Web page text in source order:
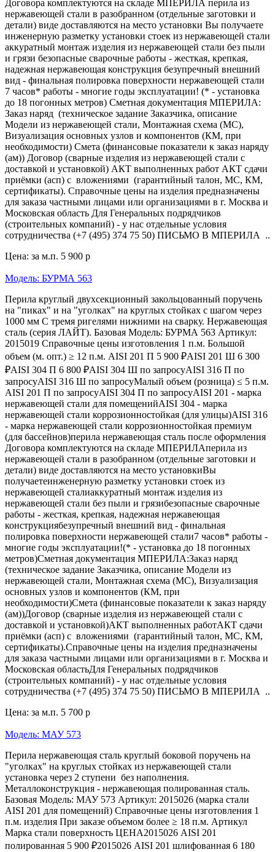
Договора комплектуются на складе МПЕРИЛА перила из
нержавеющей стали в разобранном (отдельные заготовки и
детали) виде доставляются на место установки Вы получаете
инженерную разметку установки стоек из нержавеющей стали
аккуратный монтаж изделия из нержавеющей стали без пыли
и грязи безопасные сварочные работы - жесткая, крепкая,
надежная нержавеющая конструкция безупречный внешний
вид - финальная полировка поверхности нержавеющей стали
7 часов* работы - многие годы эксплуатации! (* - установка
до 18 погонных метров) Сметная документация МПЕРИЛА:
Заказ наряд (техническое задание Заказчика, описание
Модели из нержавеющей стали, Монтажная схема (МС),
Визуализация основных узлов и компонентов (КМ, при
необходимости) Смета (финансовые показатели к заказ наряду
(ам)) Договор (сварные изделия из нержавеющей стали с
доставкой и установкой) АКТ выполненных работ АКТ сдачи
приёмки (асп) с вложениями (гарантийный талон, МС, КМ,
сертификаты). Справочные цены на изделия предназначены
для заказа частными лицами или организациями в г. Москва и
Московская область Для Генеральных подрядчиков
(строительных компаний) - у нас отдельные условия
сотрудничества (+7 (495) 374 75 50) ПИСЬМО В МПЕРИЛА ..
Цена: за м.п. 5 900 р
Модель: БУРМА 563
Перила круглый двухсекционный закольцованный поручень
на "пиках" и на "уголках" на круглых стойках с шагом через
1000 мм С тремя ригелями нижними на сварку. Нержавеющая
сталь (серия ЛАЙТ). Базовая Модель: БУРМА 563 Артикул:
2015019 Справочные цены изготовления 1 п.м. Большой
объем (м. опт.) ≥ 12 п.м. AISI 201 П 5 900 ₽AISI 201 Ш 6 300
₽AISI 304 П 6 800 ₽AISI 304 Ш по запросуAISI 316 П по
запросуAISI 316 Ш по запросуМалый объем (розница) ≤ 5 п.м.
AISI 201 П по запросуAISI 304 П по запросуAISI 201 - марка
нержавеющей стали для помещенийAISI 304 - марка
нержавеющей стали коррозионностойкая (для улицы)AISI 316
- марка нержавеющей стали коррозионностойкая премиум
(для бассейнов)перила нержавеющая сталь после оформления
Договора комплектуются на складе МПЕРИЛАперила из
нержавеющей стали в разобранном (отдельные заготовки и
детали) виде доставляются на место установкиВы
получаетеинженерную разметку установки стоек из
нержавеющей сталиаккуратный монтаж изделия из
нержавеющей стали без пыли и грязибезопасные сварочные
работы - жесткая, крепкая, надежная нержавеющая
конструкциябезупречный внешний вид - финальная
полировка поверхности нержавеющей стали7 часов* работы -
многие годы эксплуатации!(* - установка до 18 погонных
метров)Сметная документация МПЕРИЛА:Заказ наряд
(техническое задание Заказчика, описание Модели из
нержавеющей стали, Монтажная схема (МС), Визуализация
основных узлов и компонентов (КМ, при
необходимости)Смета (финансовые показатели к заказ наряду
(ам))Договор (сварные изделия из нержавеющей стали с
доставкой и установкой)АКТ выполненных работАКТ сдачи
приёмки (асп) с вложениями (гарантийный талон, МС, КМ,
сертификаты).Справочные цены на изделия предназначены
для заказа частными лицами или организациями в г. Москва и
Московская областьДля Генеральных подрядчиков
(строительных компаний) - у нас отдельные условия
сотрудничества (+7 (495) 374 75 50) ПИСЬМО В МПЕРИЛА ..
Цена: за м.п. 5 700 р
Модель: МАУ 573
Перила нержавеющая сталь круглый боковой поручень на
"уголках" на круглых стойках из нержавеющей стали
установка через 2 ступени без наполнения.
Металлоконструкция - нержавеющая полированная сталь.
Базовая Модель: МАУ 573 Артикул: 2015026 (марка стали
AISI 201 для помещений) Справочные цены изготовления 1
п.м. изделия При заказе объемом более ≥ 18 п.м. Артикул
Марка стали поверхность ЦЕНА2015026 AISI 201
полированная 5 900 ₽2015026 AISI 201 шлифованная 6 180